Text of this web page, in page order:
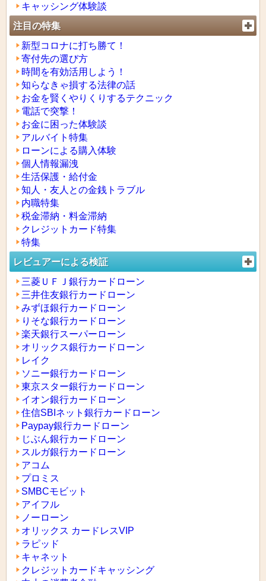
キャッシング体験談
注目の特集
新型コロナに打ち勝て！
寄付先の選び方
時間を有効活用しよう！
知らなきゃ損する法律の話
お金を賢くやりくりするテクニック
電話で突撃！
お金に困った体験談
アルバイト特集
ローンによる購入体験
個人情報漏洩
生活保護・給付金
知人・友人との金銭トラブル
内職特集
税金滞納・料金滞納
クレジットカード特集
特集
レビュアーによる検証
三菱ＵＦＪ銀行カードローン
三井住友銀行カードローン
みずほ銀行カードローン
りそな銀行カードローン
楽天銀行スーパーローン
オリックス銀行カードローン
レイク
ソニー銀行カードローン
東京スター銀行カードローン
イオン銀行カードローン
住信SBIネット銀行カードローン
Paypay銀行カードローン
じぶん銀行カードローン
スルガ銀行カードローン
アコム
プロミス
SMBCモビット
アイフル
ノーローン
オリックス カードレスVIP
ラピッド
キャネット
クレジットカードキャッシング